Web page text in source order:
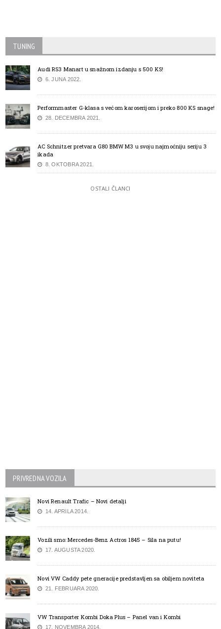
TUNING
Audi RS3 Manart u snažnom izdanju s 500 KS!
6. JUNA 2022.
Performmaster G-klasa s većom karoserijom i preko 800 KS snage!
28. DECEMBRA 2021.
AC Schnitzer pretvara G80 BMW M3 u svoju najmoćniju seriju 3
ikada
8. OKTOBRA 2021.
OSTALI ČLANCI
PRIVREDNA VOZILA
Novi Renault Trafic – Novi detalji
14. APRILA 2014.
Vozili smo: Mercedes-Benz Actros 1845 – Sila na putu!
17. AUGUSTA 2020.
Novi VW Caddy pete gneracije predstavljen sa obiljem noviteta
21. FEBRUARA 2020.
VW Transporter Kombi Doka Plus – Panel van i Kombi
17. NOVEMBRA 2014.